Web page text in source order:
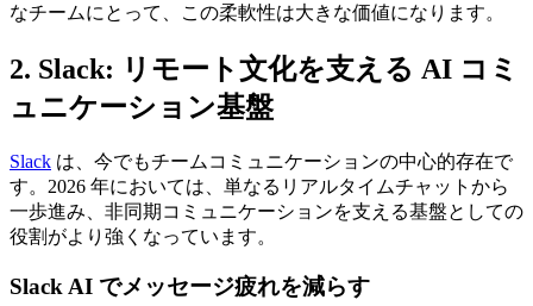
なチームにとって、この柔軟性は大きな価値になります。
2. Slack: リモート文化を支える AI コミ
ュニケーション基盤
Slack は、今でもチームコミュニケーションの中心的存在で
す。2026 年においては、単なるリアルタイムチャットから
一歩進み、非同期コミュニケーションを支える基盤としての
役割がより強くなっています。
Slack AI でメッセージ疲れを減らす